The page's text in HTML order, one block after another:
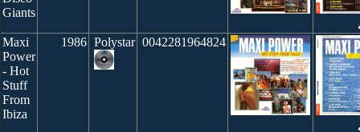
Giants
Maxi
Power
- Hot
Stuff
From
Ibiza
1986 Polystar 0042281964824